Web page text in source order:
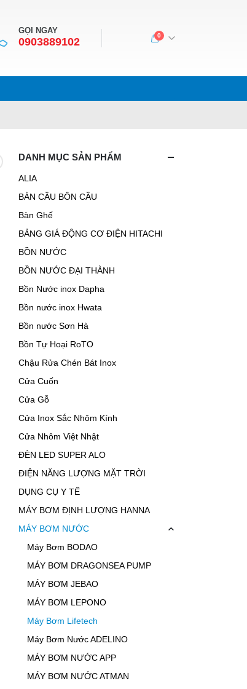
GỌI NGAY
0903889102
0
DANH MỤC SẢN PHẨM
ALIA
BÀN CẦU BÔN CẦU
Bàn Ghế
BẢNG GIÁ ĐỘNG CƠ ĐIỆN HITACHI
BỒN NƯỚC
BỒN NƯỚC ĐẠI THÀNH
Bồn Nước inox Dapha
Bồn nước inox Hwata
Bồn nước Sơn Hà
Bồn Tự Hoại RoTO
Chậu Rửa Chén Bát Inox
Cửa Cuốn
Cửa Gỗ
Cửa Inox Sắc Nhôm Kính
Cửa Nhôm Việt Nhật
ĐÈN LED SUPER ALO
ĐIỆN NĂNG LƯỢNG MẶT TRỜI
DỤNG CỤ Y TẾ
MÁY BƠM ĐỊNH LƯỢNG HANNA
MÁY BƠM NƯỚC
Máy Bơm BODAO
MÁY BƠM DRAGONSEA PUMP
MÁY BƠM JEBAO
MÁY BƠM LEPONO
Máy Bơm Lifetech
Máy Bơm Nước ADELINO
MÁY BƠM NƯỚC APP
MÁY BƠM NƯỚC ATMAN